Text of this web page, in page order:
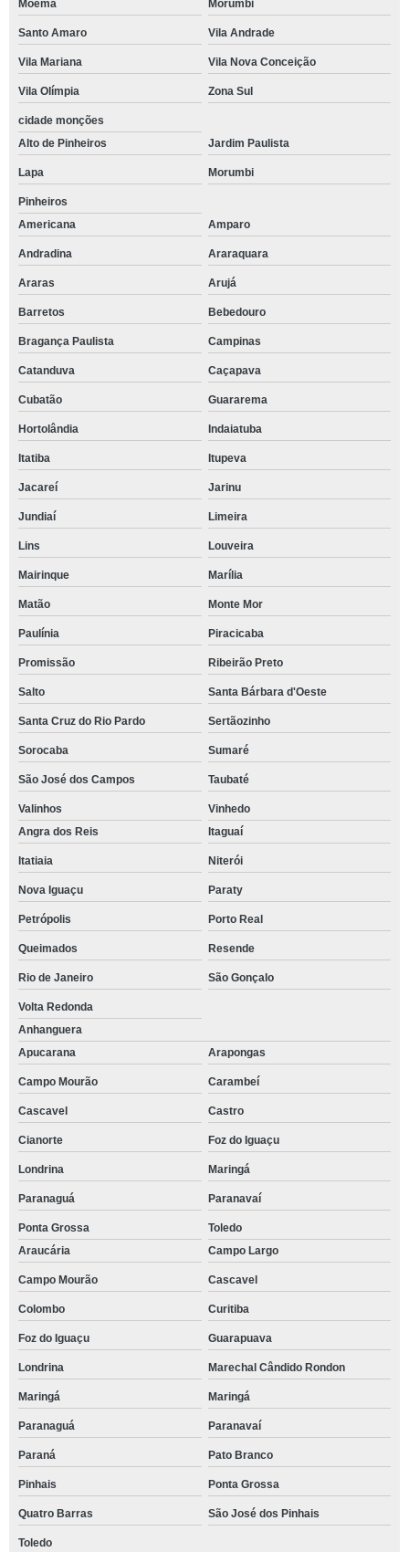
Moema Morumbi
Santo Amaro Vila Andrade
Vila Mariana Vila Nova Conceição
Vila Olímpia Zona Sul
cidade monções
Alto de Pinheiros
Jardim Paulista
Lapa Morumbi
Pinheiros
Americana
Amparo
Andradina Araraquara
Araras Arujá
Barretos Bebedouro
Bragança Paulista Campinas
Catanduva Caçapava
Cubatão Guararema
Hortolândia Indaiatuba
Itatiba Itupeva
Jacareí Jarinu
Jundiaí Limeira
Lins Louveira
Mairinque Marília
Matão Monte Mor
Paulínia Piracicaba
Promissão Ribeirão Preto
Salto Santa Bárbara d'Oeste
Santa Cruz do Rio Pardo Sertãozinho
Sorocaba Sumaré
São José dos Campos Taubaté
Valinhos
Vinhedo
Angra dos Reis
Itaguaí
Itatiaia Niterói
Nova Iguaçu Paraty
Petrópolis Porto Real
Queimados Resende
Rio de Janeiro São Gonçalo
Volta Redonda
Anhanguera
Apucarana
Arapongas
Campo Mourão Carambeí
Cascavel Castro
Cianorte Foz do Iguaçu
Londrina Maringá
Paranaguá Paranavaí
Ponta Grossa
Toledo
Araucária
Campo Largo
Campo Mourão Cascavel
Colombo Curitiba
Foz do Iguaçu Guarapuava
Londrina Marechal Cândido Rondon
Maringá Maringá
Paranaguá Paranavaí
Paraná Pato Branco
Pinhais Ponta Grossa
Quatro Barras São José dos Pinhais
Toledo